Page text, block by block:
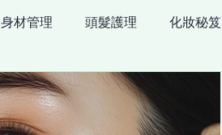
身材管理 頭髮護理 化妝秘笈